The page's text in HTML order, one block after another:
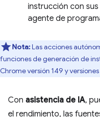
instrucción con
agente de
Nota:Las acciones
funciones de generación de
Chrome versión 149 y
Con asistencia de IA,
el rendimiento, las